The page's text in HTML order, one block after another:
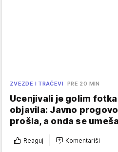
ZVEZDE I TRAČEVI PRE 20 MIN
Ucenjivali je golim
objavila: Javno
prošla, a onda se
Reaguj Komentariši